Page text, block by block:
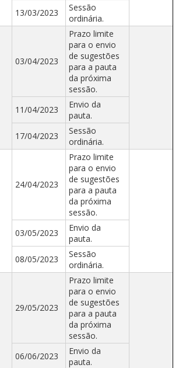
13/03/2023
Sessão
ordinária.
03/04/2023
Prazo limite
para o envio
de sugestões
para a pauta
da próxima
sessão.
11/04/2023
Envio da
pauta.
17/04/2023
Sessão
ordinária.
24/04/2023
Prazo limite
para o envio
de sugestões
para a pauta
da próxima
sessão.
03/05/2023
Envio da
pauta.
08/05/2023
Sessão
ordinária.
29/05/2023
Prazo limite
para o envio
de sugestões
para a pauta
da próxima
sessão.
06/06/2023
Envio da
pauta.